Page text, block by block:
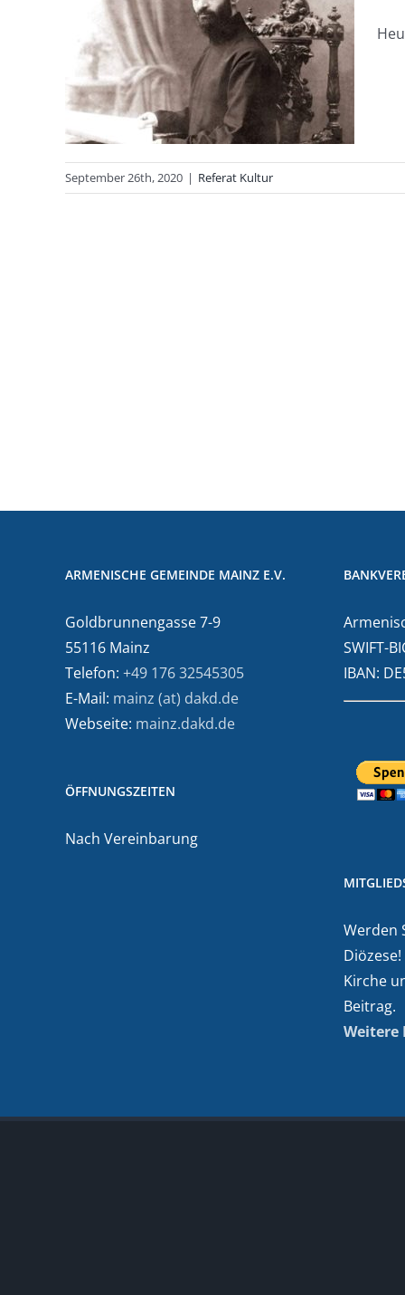
September 26th, 2020 | Referat Kultur
ARMENISCHE GEMEINDE MAINZ E.V.
Goldbrunnengasse 7-9
55116 Mainz
Telefon: +49 176 32545305
E-Mail: mainz (at) dakd.de
Webseite: mainz.dakd.de
ÖFFNUNGSZEITEN
Nach Vereinbarung
SWIFT-
IBAN:
Werden
Kirche
Beitrag.
Weitere